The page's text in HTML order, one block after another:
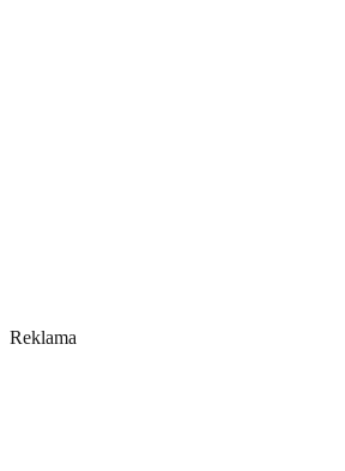
Reklama